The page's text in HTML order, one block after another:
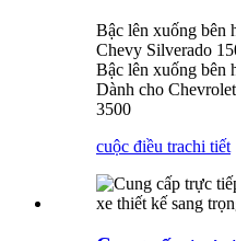
Bậc lên xuống bên
Chevy Silverado
Bậc lên xuống bên
Dành cho
3500
cuộc điều trachi tiết